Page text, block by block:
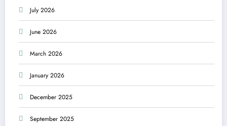
July 2026
June 2026
March 2026
January 2026
December 2025
September 2025